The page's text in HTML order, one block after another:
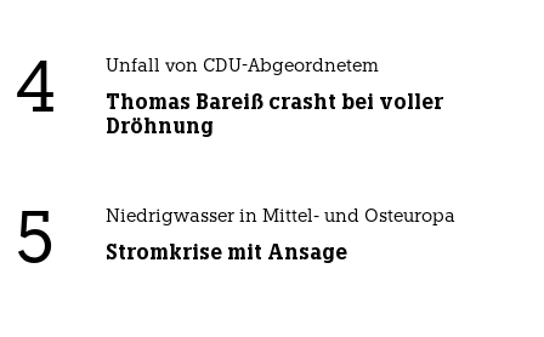
4 Unfall von CDU-Abgeordnetem
Thomas Bareiß crasht bei voller
Dröhnung
5 Niedrigwasser in Mittel- und Osteuropa
Stromkrise mit Ansage